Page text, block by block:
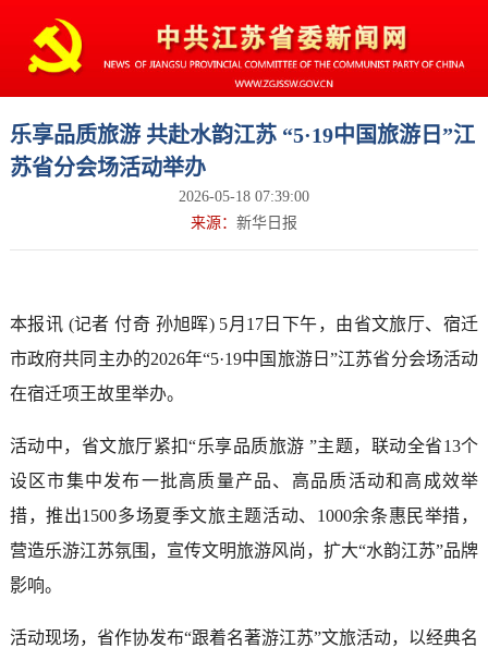
乐享品质旅游 共赴水韵江苏 “5·19中国旅游日”江
苏省分会场活动举办
2026-05-18 07:39:00
来源： 新华日报
本报讯 (记者 付奇 孙旭晖) 5月17日下午，由省文旅厅、宿迁
市政府共同主办的2026年“5·19中国旅游日”江苏省分会场活动
在宿迁项王故里举办。
活动中，省文旅厅紧扣“乐享品质旅游 ”主题，联动全省13个
设区市集中发布一批高质量产品、高品质活动和高成效举
措，推出1500多场夏季文旅主题活动、1000余条惠民举措，
营造乐游江苏氛围，宣传文明旅游风尚，扩大“水韵江苏”品牌
影响。
活动现场，省作协发布“跟着名著游江苏”文旅活动，以经典名